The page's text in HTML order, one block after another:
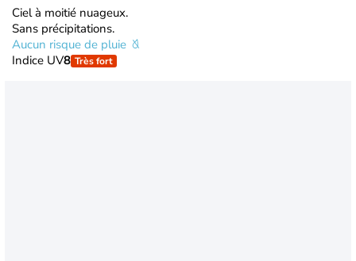
Ciel à moitié nuageux.
Sans précipitations.
Aucun risque de pluie
Indice UV8 Très fort